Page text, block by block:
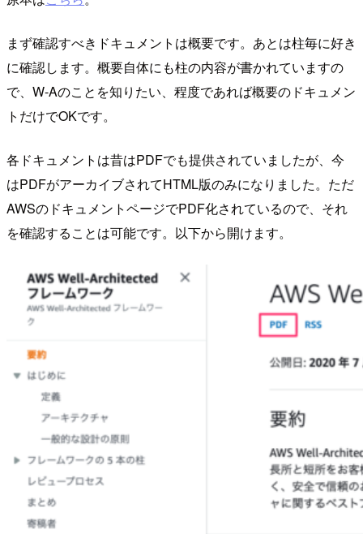
まず確認すべきドキュメントは概要です。あとは柱毎に好き
に確認します。概要自体にも柱の内容が書かれていますの
で、W-Aのことを知りたい、程度であれば概要のドキュメン
トだけでOKです。
各ドキュメントは昔はPDFでも提供されていましたが、今
はPDFがアーカイブされてHTML版のみになりました。ただ
AWSのドキュメントページでPDF化されているので、それ
を確認することは可能です。以下から開けます。